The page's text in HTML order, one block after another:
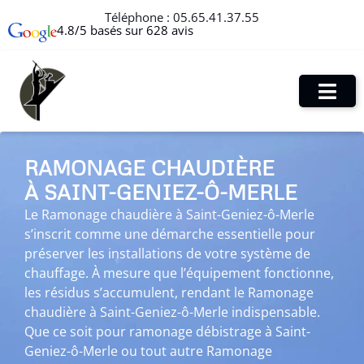
Téléphone : 05.65.41.37.55
4.8/5 basés sur 628 avis
RAMONAGE CHAUDIÈRE
À SAINT-GENIEZ-Ô-MERLE
Le Ramonage chaudière à Saint-Geniez-ô-Merle
s’inscrit comme une démarche essentielle pour
préserver les installations de votre système de
chauffage. À mesure que l’équipement fonctionne,
les résidus s’accumulent, rendant le Ramonage
chaudière à Saint-Geniez-ô-Merle indispensable.
Que ce soit pour ramonage débistrage à Saint-
Geniez-ô-Merle ou tout autre Ramonage